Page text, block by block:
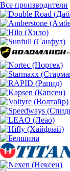
Все производители